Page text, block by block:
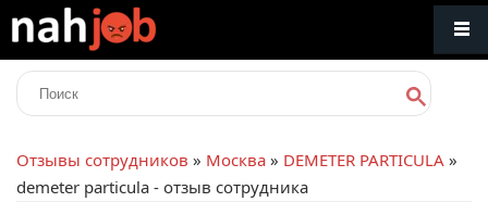
Отзывы сотрудников » Москва » DEMETER PARTICULA »
demeter particula - отзыв сотрудника